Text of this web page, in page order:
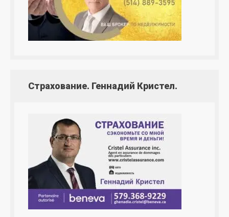
Страхование. Геннадий Кристел.